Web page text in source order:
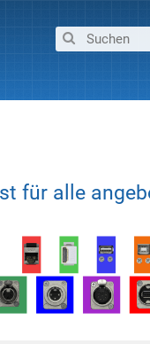
für alle